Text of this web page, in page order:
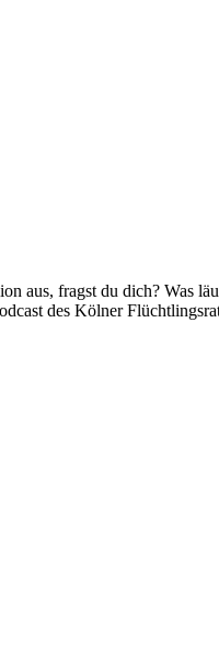
aus, fragst du dich? Was
des Kölner